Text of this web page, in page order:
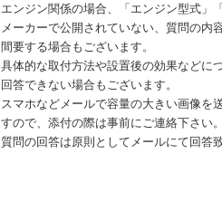
エンジン関係の場合、「エンジン型式」
メーカーで公開されていない、質問の内
間要する場合もございます。
具体的な取付方法や設置後の効果などに
回答できない場合もございます。
スマホなどメールで容量の大きい画像を
すので、添付の際は事前にご連絡下さい
質問の回答は原則としてメールにて回答